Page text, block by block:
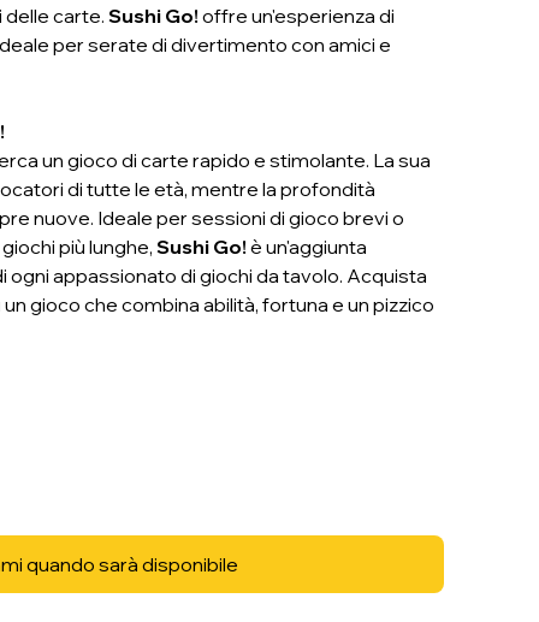
carte. Sushi Go! offre un'esperienza di
per serate di divertimento con amici e
un gioco di carte rapido e stimolante. La sua
di tutte le età, mentre la profondità
nuove. Ideale per sessioni di gioco brevi o
più lunghe, Sushi Go! è un'aggiunta
ogni appassionato di giochi da tavolo. Acquista
gioco che combina abilità, fortuna e un pizzico
quando sarà disponibile